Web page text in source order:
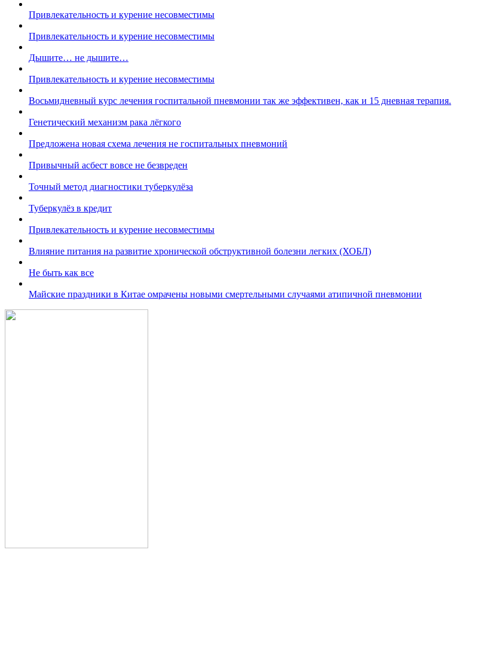
Привлекательность и курение несовместимы
Привлекательность и курение несовместимы
Дышите… не дышите…
Привлекательность и курение несовместимы
Восьмидневный курс лечения госпитальной пневмонии так же эффективен, как и 15 дневная терапия.
Генетический механизм рака лёгкого
Предложена новая схема лечения не госпитальных пневмоний
Привычный асбест вовсе не безвреден
Точный метод диагностики туберкулёза
Туберкулёз в кредит
Привлекательность и курение несовместимы
Влияние питания на развитие хронической обструктивной болезни легких (ХОБЛ)
Не быть как все
Майские праздники в Китае омрачены новыми смертельными случаями атипичной пневмонии